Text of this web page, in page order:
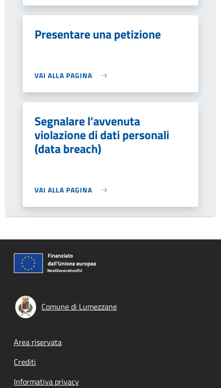
Presentare una petizione
VAI ALLA PAGINA
Segnalare l’avvenuta
violazione di dati personali
(data breach)
VAI ALLA PAGINA
Comune di Lumezzane
Footer menu
Area riservata
Crediti
Informativa privacy